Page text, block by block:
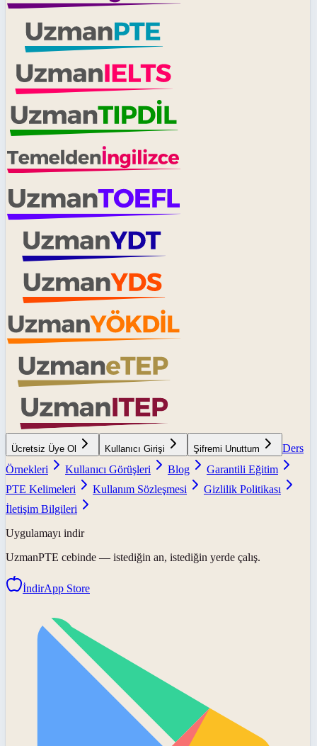
Ücretsiz Üye Ol Kullanıcı Girişi Şifremi Unuttum
Ders
Örnekleri
Kullanıcı Görüşleri Blog
Garantili Eğitim
PTE Kelimeleri
Kullanım Sözleşmesi
Gizlilik Politikası
İletişim Bilgileri
Uygulamayı indir
UzmanPTE cebinde — istediğin an, istediğin yerde çalış.
İndirApp Store